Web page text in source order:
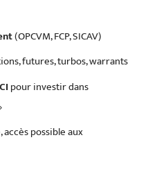
(OPCVM, FCP, SICAV)
futures, turbos, warrants
pour investir dans
possible aux